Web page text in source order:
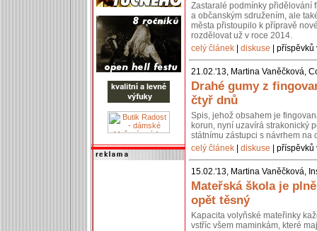
Zastaralé podmínky přidělování
a občanským sdružením, ale
města přistoupilo k přípravě
rozdělovat už v roce 2014.
celý článek
diskuse |
21.02.'13, Martina Vaněčková,
Drahé gumy z
čtyř dnů
Spis, jehož obsahem je
korun, nyní uzavírá strakonický
státnímu zástupci s návrhem na
celý článek
diskuse |
15.02.'13, Martina Vaněčková,
Mateřská škola je
opět těsný
Kapacita volyňské mateřinky
vstříc všem maminkám, které